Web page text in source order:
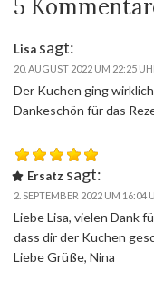
5
Lisa sagt:
20. AUGUST 2022 UM 22:25
Der Kuchen ging
Dankeschön für das
Ersatz sagt:
2. SEPTEMBER 2022 UM 16:04
Liebe Lisa, vielen Dank
dass dir der Kuchen
Liebe Grüße, Nina